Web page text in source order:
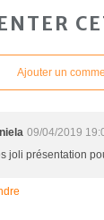
Ajouter un
09/04/2019
joli présentation